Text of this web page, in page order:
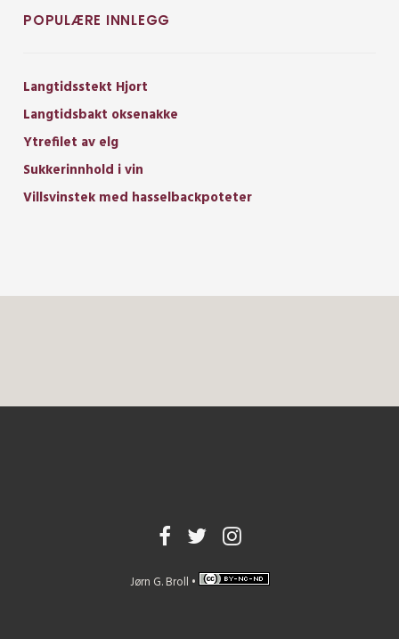
POPULÆRE INNLEGG
Langtidsstekt Hjort
Langtidsbakt oksenakke
Ytrefilet av elg
Sukkerinnhold i vin
Villsvinstek med hasselbackpoteter
Jørn G. Broll •